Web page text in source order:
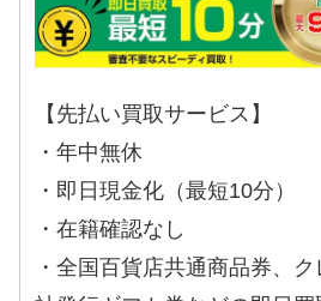
【先払い買取サービス】
・年中無休
・即日現金化（最短10分）
・在籍確認なし
・全国百貨店共通商品券、